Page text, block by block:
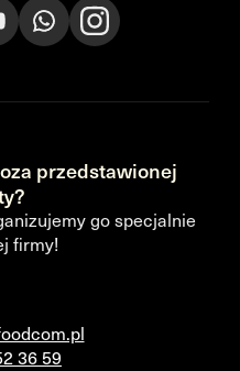
przedstawionej
go specjalnie
firmy!
36 59